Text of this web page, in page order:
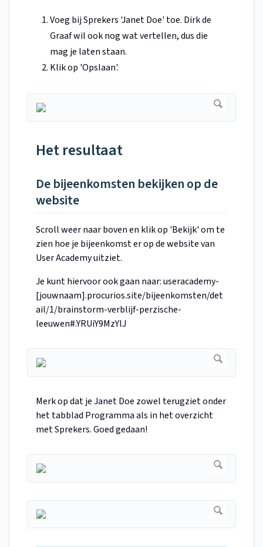
Voeg bij Sprekers 'Janet Doe' toe. Dirk de
Graaf wil ook nog wat vertellen, dus die
mag je laten staan.
Klik op 'Opslaan'.
Het resultaat
De bijeenkomsten bekijken op de
website
Scroll weer naar boven en klik op 'Bekijk' om te
zien hoe je bijeenkomst er op de website van
User Academy uitziet.
Je kunt hiervoor ook gaan naar: useracademy-
[jouwnaam].procurios.site/bijeenkomsten/det
ail/1/brainstorm-verblijf-perzische-
leeuwen#.YRUiY9MzYlJ
Merk op dat je Janet Doe zowel terugziet onder
het tabblad Programma als in het overzicht
met Sprekers. Goed gedaan!